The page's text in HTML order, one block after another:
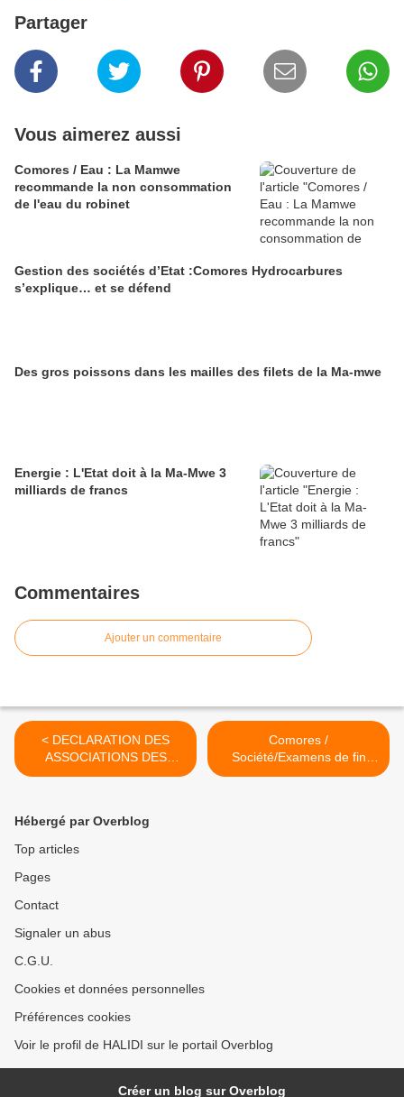
Partager
Vous aimerez aussi
Comores / Eau : La Mamwe
recommande la non consommation
de l'eau du robinet
Gestion des sociétés d’Etat :Comores Hydrocarbures
s’explique… et se défend
Des gros poissons dans les mailles des filets de la Ma-mwe
Energie : L'Etat doit à la Ma-Mwe 3
milliards de francs
Commentaires
Ajouter un commentaire
< DECLARATION DES
ASSOCIATIONS DES
MAIRES DE NGAZIDJA DU
Comores /
Société/Examens de fin
d’année :Le Bac est sauvé
Hébergé par Overblog
Top articles
Pages
Contact
Signaler un abus
C.G.U.
Cookies et données personnelles
Préférences cookies
Voir le profil de HALIDI sur le portail Overblog
Créer un blog sur Overblog